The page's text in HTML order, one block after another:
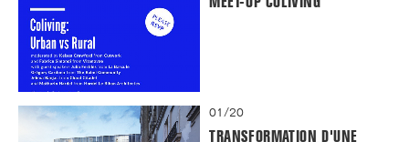
01/20
TRANSFORMATION D'UNE